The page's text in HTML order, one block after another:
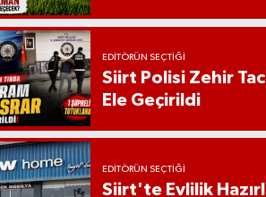
EDITÖRÜN SEÇTIĞI
Siirt Polisi Zehir
Ele Geçirildi
EDITÖRÜN SEÇTIĞI
Siirt'te Evlilik